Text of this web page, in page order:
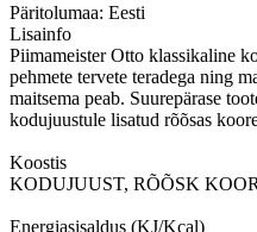
Päritolumaa: Eesti
Lisainfo
Piimameister Otto klassikaline
pehmete tervete teradega ning
maitsema peab. Suurepärase
kodujuustule lisatud rõõsas
Koostis
KODUJUUST, RÕÕSK
Energiasisaldus (KJ/Kcal)